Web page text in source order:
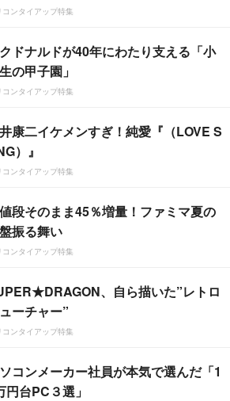
コンタイアップ特集
ドナルドが40年にわたり支える「小
の甲子園」
コンタイアップ特集
康二イケメンすぎ！純愛『（LOVE S
）』
コンタイアップ特集
段そのまま45％増量！ファミマ夏の
振る舞い
コンタイアップ特集
、自ら描いた”レトロ
ーチャー”
コンタイアップ特集
コンメーカー社員が本気で選んだ「1
円台PC３選」